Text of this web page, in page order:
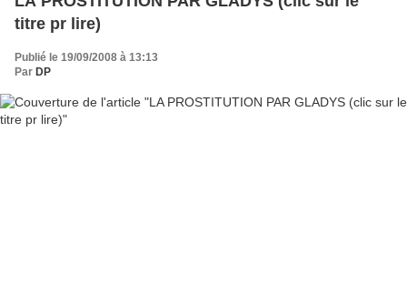
titre pr lire)
Publié le 19/09/2008 à 13:13
Par DP